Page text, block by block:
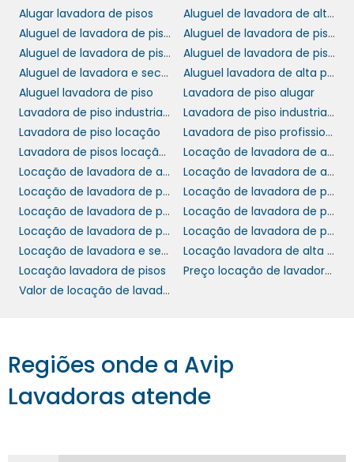
locação de lavadoras de pisos, você pode
optar por equipamentos que utilizam
tecnologia ecológica. Muitas lavadoras
modernas fazem uso de menos água e
produtos químicos biodegradáveis,
garantindo uma limpeza eficaz sem agredir o
meio ambiente.
Além disso, ao alugar, sua empresa também
contribui para a diminuição dos resíduos
gerados pela fabricação e descarte de
equipamentos. Escolher essa opção é um
passo importante para mostrar que sua
empresa se preocupa com a sustentabilidade
e o futuro do planeta.
Alocação de lavadoras de pisos
representar uma economia significativa em
Alugar lavadora de pisos
Aluguel de lavadora de alta pressão no abc
Aluguel de lavadora de piso industrial
Aluguel de lavadora de piso industrial valor
Aluguel de lavadora de piso sp
Aluguel de lavadora de pisos
Aluguel de lavadora e secadora de piso
Aluguel lavadora de alta pressão
Aluguel lavadora de piso
Lavadora de piso alugar
Lavadora de piso industrial aluguel preço
Lavadora de piso industrial locação
Lavadora de piso locação
Lavadora de piso profissional aluguel preço
Lavadora de pisos locação em sp
Locação de lavadora de alta pressão
Locação de lavadora de alta pressão preço
Locação de lavadora de alta pressão sp
Locação de lavadora de piso alfa tennant
Locação de lavadora de piso campinas
Locação de lavadora de piso industrial
Locação de lavadora de piso valor
Locação de lavadora de pisos
Locação de lavadora de pisos preço
Locação de lavadora e secadora de piso
Locação lavadora de alta pressão
Locação lavadora de pisos
Preço locação de lavadora de pisos
Valor de locação de lavadora de pisos
Regiões onde a Avip
Lavadoras atende